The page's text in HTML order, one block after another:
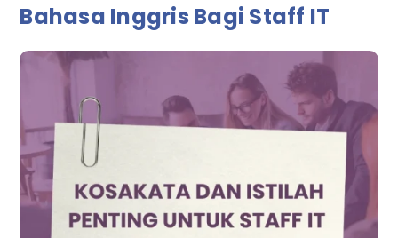
Bahasa Inggris Bagi Staff IT